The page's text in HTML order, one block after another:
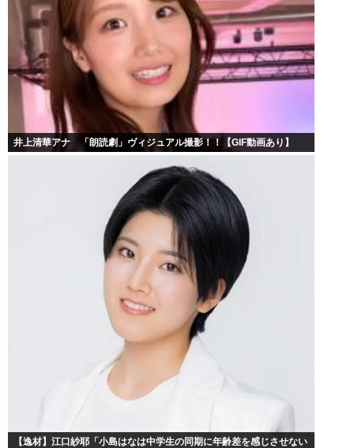
井上清華アナ 「朗読劇」ヴィジュアル撮影！！【GIF動画あり】
【逸材】江口紗耶「小島はなは中学生の同期に年齢差を感じさせない